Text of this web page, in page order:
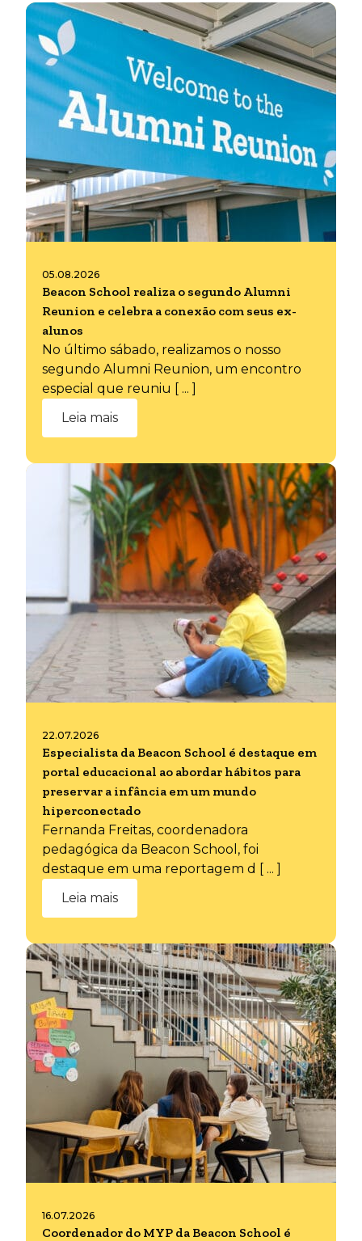
05.08.2026
Beacon School realiza o segundo Alumni
Reunion e celebra a conexão com seus ex-
alunos
No último sábado, realizamos o nosso
segundo Alumni Reunion, um encontro
especial que reuniu [ ... ]
Leia mais
22.07.2026
Especialista da Beacon School é destaque em
portal educacional ao abordar hábitos para
preservar a infância em um mundo
hiperconectado
Fernanda Freitas, coordenadora
pedagógica da Beacon School, foi
destaque em uma reportagem d [ ... ]
Leia mais
16.07.2026
Coordenador do MYP da Beacon School é